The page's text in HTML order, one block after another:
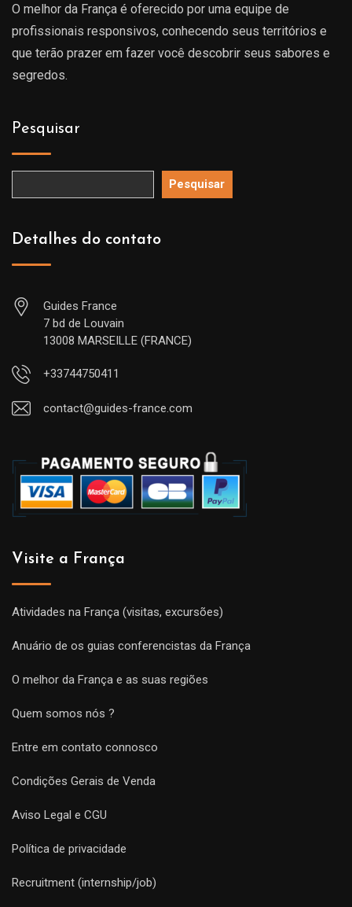
O melhor da França é oferecido por uma equipe de
profissionais responsivos, conhecendo seus territórios e
que terão prazer em fazer você descobrir seus sabores e
segredos.
Pesquisar
Pesquisar
Detalhes do contato
Guides France
7 bd de Louvain
13008 MARSEILLE (FRANCE)
+33744750411
contact@guides-france.com
Visite a França
Atividades na França (visitas, excursões)
Anuário de os guias conferencistas da França
O melhor da França e as suas regiões
Quem somos nós ?
Entre em contato connosco
Condições Gerais de Venda
Aviso Legal e CGU
Política de privacidade
Recruitment (internship/job)